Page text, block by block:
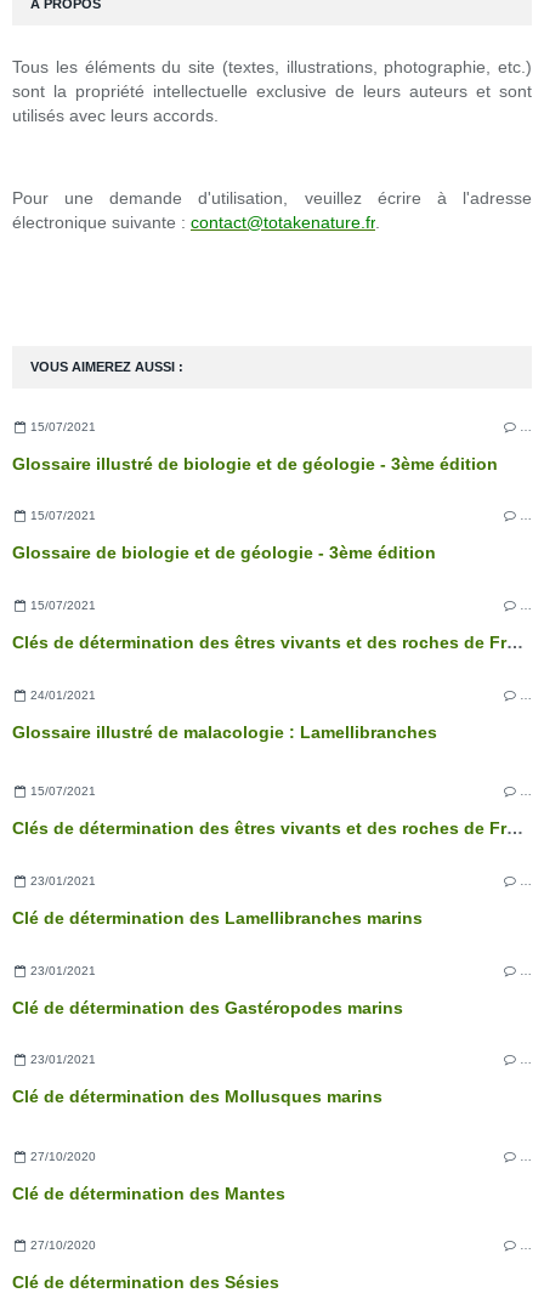
VOUS AIMEREZ AUSSI :
15/07/2021
Glossaire illustré de biologie et de géologie - 3ème édition
15/07/2021 …
Glossaire de biologie et de géologie - 3ème édition
15/07/2021
Clés de détermination des êtres vivants et des roches de France - 3ème édition
24/01/2021
Glossaire illustré de malacologie : Lamellibranches
15/07/2021 …
Clés de détermination des êtres vivants et des roches de France - 3ème édition
23/01/2021
Clé de détermination des Lamellibranches marins
23/01/2021
Clé de détermination des Gastéropodes marins
23/01/2021
Clé de détermination des Mollusques marins
27/10/2020
Clé de détermination des Mantes
27/10/2020 …
Clé de détermination des Sésies
À PROPOS
Tous les éléments du site (textes, illustrations, photographie, etc.)
sont la propriété intellectuelle exclusive de leurs auteurs et sont
utilisés avec leurs accords.
Pour une demande d'utilisation, veuillez écrire à l'adresse
électronique suivante : contact@totakenature.fr